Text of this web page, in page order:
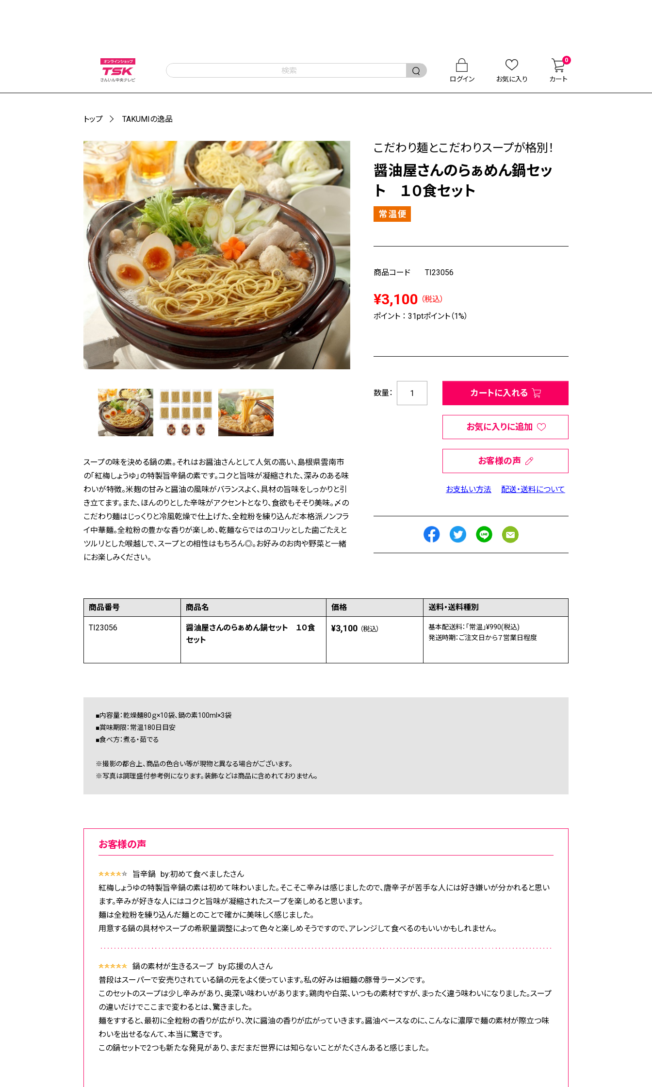
ログイン お気に入り カート
0
トップ TAKUMIの逸品
こだわり麺とこだわりスープが格別！
醤油屋さんのらぁめん鍋セッ
ト １０食セット
商品コード TI23056
¥3,100 （税込）
ポイント ： 31ptポイント（1%）
数量： カートに入れる
お気に入りに追加
お客様の声
お支払い方法 配送・送料について
スープの味を決める鍋の素。それはお醤油さんとして人気の高い、島根県雲南市
の「紅梅しょうゆ」の特製旨辛鍋の素です。コクと旨味が凝縮された、深みのある味
わいが特徴。米麹の甘みと醤油の風味がバランスよく、具材の旨味をしっかりと引
き立てます。また、ほんのりとした辛味がアクセントとなり、食欲もそそり美味。〆の
こだわり麺はじっくりと冷風乾燥で仕上げた、全粒粉を練り込んだ本格派ノンフラ
イ中華麺。全粒粉の豊かな香りが楽しめ、乾麺ならではのコリッとした歯ごたえと
ツルリとした喉越しで、スープとの相性はもちろん◎。お好みのお肉や野菜と一緒
にお楽しみください。
商品番号 商品名 価格 送料・送料種別
TI23056
醤油屋さんのらぁめん鍋セット １０食
セット
¥3,100 （税込）
基本配送料：「常温」¥990(税込)
発送時期：ご注文日から７営業日程度
■内容量：乾燥麺80ｇ×10袋、鍋の素100ml×3袋
■賞味期限：常温180日目安
■食べ方：煮る・茹でる
※撮影の都合上、商品の色合い等が現物と異なる場合がございます。
※写真は調理盛付参考例になります。装飾などは商品に含めれておりません。
お客様の声
旨辛鍋 by:初めて食べましたさん
紅梅しょうゆの特製旨辛鍋の素は初めて味わいました。そこそこ辛みは感じましたので、唐辛子が苦手な人には好き嫌いが分かれると思い
ます。辛みが好きな人にはコクと旨味が凝縮されたスープを楽しめると思います。
麺は全粒粉を練り込んだ麺とのことで確かに美味しく感じました。
用意する鍋の具材やスープの希釈量調整によって色々と楽しめそうですので、アレンジして食べるのもいいかもしれません。
鍋の素材が生きるスープ by:応援の人さん
普段はスーパーで安売りされている鍋の元をよく使っています。私の好みは細麺の豚骨ラーメンです。
このセットのスープは少し辛みがあり、奥深い味わいがあります。鶏肉や白菜、いつもの素材ですが、まったく違う味わいになりました。スープ
の違いだけでここまで変わるとは、驚きました。
麺をすすると、最初に全粒粉の香りが広がり、次に醤油の香りが広がっていきます。醤油ベースなのに、こんなに濃厚で麺の素材が際立つ味
わいを出せるなんて、本当に驚きです。
この鍋セットで2つも新たな発見があり、まだまだ世界には知らないことがたくさんあると感じました。